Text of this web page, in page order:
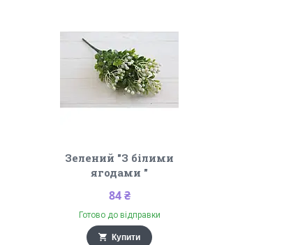
Зелений "З білими
ягодами "
84 ₴
Готово до відправки
Купити